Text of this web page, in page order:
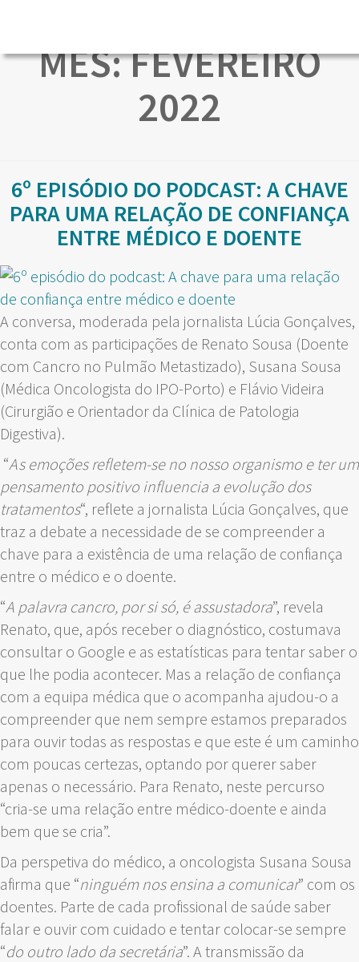
MÊS:FEVEREIRO
2022
6º EPISÓDIO DO PODCAST: A CHAVE
PARA UMA RELAÇÃO DE CONFIANÇA
ENTRE MÉDICO E DOENTE
A conversa, moderada pela jornalista Lúcia Gonçalves,
conta com as participações de Renato Sousa (Doente
com Cancro no Pulmão Metastizado), Susana Sousa
(Médica Oncologista do IPO-Porto) e Flávio Videira
(Cirurgião e Orientador da Clínica de Patologia
Digestiva).
“As emoções refletem-se no nosso organismo e ter um
pensamento positivo influencia a evolução dos
tratamentos“, reflete a jornalista Lúcia Gonçalves, que
traz a debate a necessidade de se compreender a
chave para a existência de uma relação de confiança
entre o médico e o doente.
“A palavra cancro, por si só, é assustadora”, revela
Renato, que, após receber o diagnóstico, costumava
consultar o Google e as estatísticas para tentar saber o
que lhe podia acontecer. Mas a relação de confiança
com a equipa médica que o acompanha ajudou-o a
compreender que nem sempre estamos preparados
para ouvir todas as respostas e que este é um caminho
com poucas certezas, optando por querer saber
apenas o necessário. Para Renato, neste percurso
“cria-se uma relação entre médico-doente e ainda
bem que se cria”.
Da perspetiva do médico, a oncologista Susana Sousa
afirma que “ninguém nos ensina a comunicar” com os
doentes. Parte de cada profissional de saúde saber
falar e ouvir com cuidado e tentar colocar-se sempre
“do outro lado da secretária”. A transmissão da